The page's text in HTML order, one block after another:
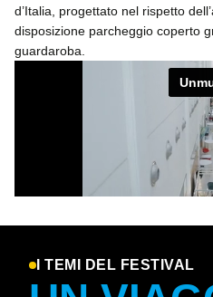
d’Italia, progettato nel rispetto
disposizione parcheggio coperto
guardaroba.
I TEMI DEL FESTIVAL